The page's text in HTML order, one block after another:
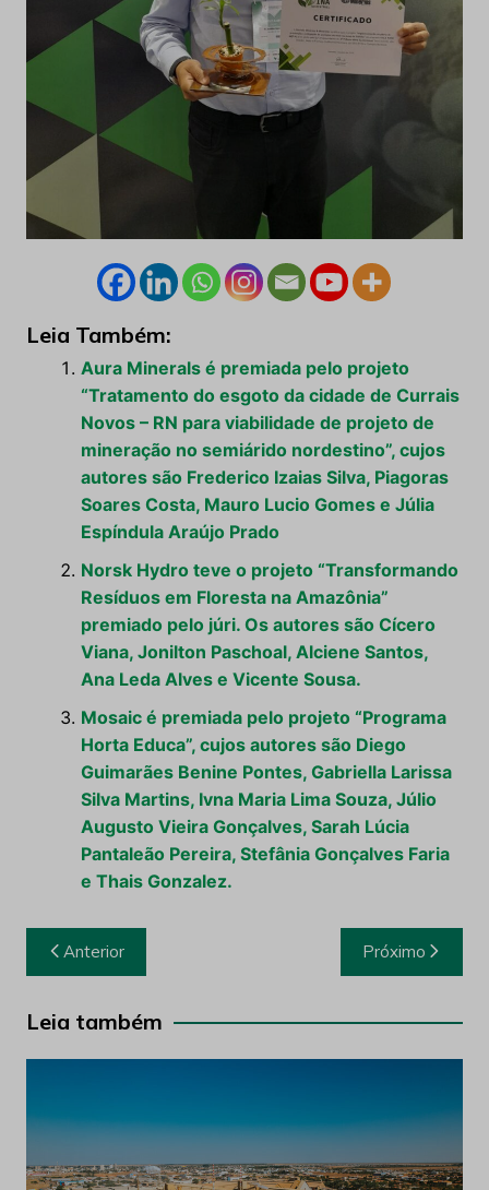
Leia Também:
Aura Minerals é premiada pelo projeto
“Tratamento do esgoto da cidade de Currais
Novos – RN para viabilidade de projeto de
mineração no semiárido nordestino”, cujos
autores são Frederico Izaias Silva, Piagoras
Soares Costa, Mauro Lucio Gomes e Júlia
Espíndula Araújo Prado
Norsk Hydro teve o projeto “Transformando
Resíduos em Floresta na Amazônia”
premiado pelo júri. Os autores são Cícero
Viana, Jonilton Paschoal, Alciene Santos,
Ana Leda Alves e Vicente Sousa.
Mosaic é premiada pelo projeto “Programa
Horta Educa”, cujos autores são Diego
Guimarães Benine Pontes, Gabriella Larissa
Silva Martins, Ivna Maria Lima Souza, Júlio
Augusto Vieira Gonçalves, Sarah Lúcia
Pantaleão Pereira, Stefânia Gonçalves Faria
e Thais Gonzalez.
Navegação
de
Post
Anterior Próximo
Leia também